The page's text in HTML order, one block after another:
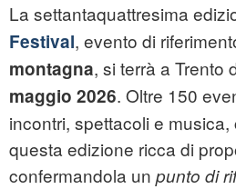
La settantaquattresima
Festival, evento di
montagna, si terrà a Trento
maggio 2026. Oltre 150
incontri, spettacoli e
questa edizione ricca di
confermandola un punto di